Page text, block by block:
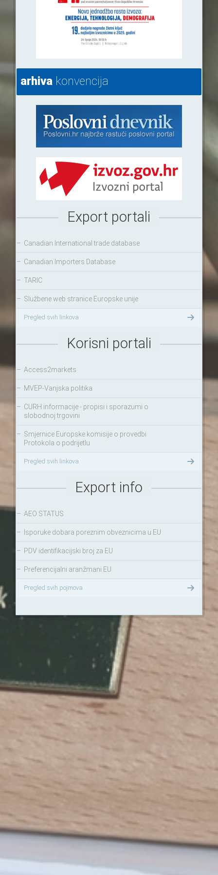
arhivakonvencija
Export portali
– Canadian International trade database
– Canadian Importers Database
– TARIC
– Službene web stranice Europske unije
Pregled svih linkova
Korisni portali
– Access2markets
– MVEP-Vanjska politika
– CURH informacije - propisi i sporazumi o
slobodnoj trgovini
– Smjernice Europske komisije o provedbi
Protokola o podrijetlu
Pregled svih linkova
Export info
– AEO STATUS
– Isporuke dobara poreznim obveznicima u EU
– PDV identifikacijski broj za EU
– Preferencijalni aranžmani EU
Pregled svih pojmova